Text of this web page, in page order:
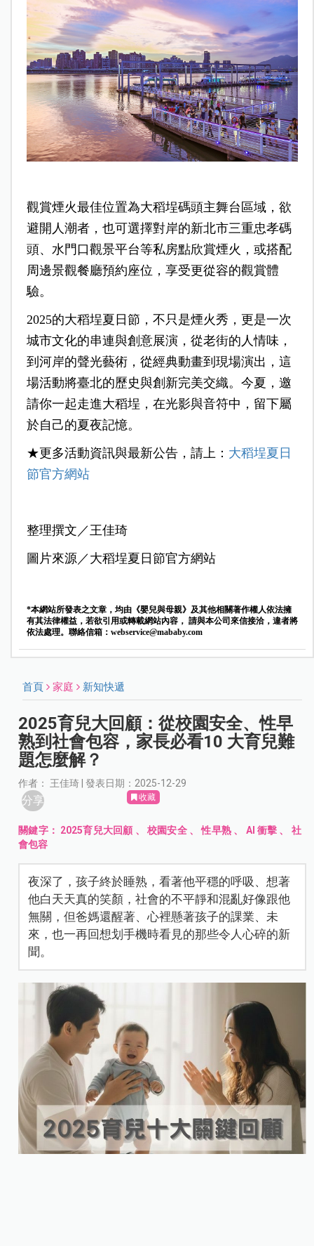
觀賞煙火最佳位置為大稻埕碼頭主舞台區域，欲
避開人潮者，也可選擇對岸的新北市三重忠孝碼
頭、水門口觀景平台等私房點欣賞煙火，或搭配
周邊景觀餐廳預約座位，享受更從容的觀賞體
驗。
2025的大稻埕夏日節，不只是煙火秀，更是一次
城市文化的串連與創意展演，從老街的人情味，
到河岸的聲光藝術，從經典動畫到現場演出，這
場活動將臺北的歷史與創新完美交織。今夏，邀
請你一起走進大稻埕，在光影與音符中，留下屬
於自己的夏夜記憶。
★更多活動資訊與最新公告，請上： 大稻埕夏日
節官方網站
整理撰文／王佳琦
圖片來源／大稻埕夏日節官方網站
*本網站所發表之文章，均由《嬰兒與母親》及其他相關著作權人依法擁
有其法律權益，若欲引用或轉載網站內容， 請與本公司來信接洽，違者將
依法處理。聯絡信箱： webservice@mababy.com
首頁 家庭 新知快遞
2025育兒大回顧：從校園安全、性早
熟到社會包容，家長必看10 大育兒難
題怎麼解？
作者： 王佳琦 | 發表日期：2025-12-29
分享 收藏
關鍵字： 2025育兒大回顧、校園安全、性早熟 、 AI 衝擊 、 社
會包容
夜深了，孩子終於睡熟，看著他平穩的呼吸、想著
他白天天真的笑顏，社會的不平靜和混亂好像跟他
無關，但爸媽還醒著、心裡懸著孩子的課業、未
來，也一再回想划手機時看見的那些令人心碎的新
聞。